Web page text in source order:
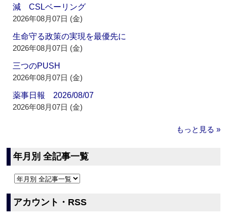
減 CSLベーリング
2026年08月07日 (金)
生命守る政策の実現を最優先に
2026年08月07日 (金)
三つのPUSH
2026年08月07日 (金)
薬事日報 2026/08/07
2026年08月07日 (金)
もっと見る »
年月別 全記事一覧
アカウント・RSS